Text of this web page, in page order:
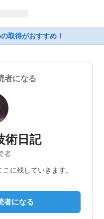
取得がおすすめ！
者になる
術日記
者
に残していきます。
者になる